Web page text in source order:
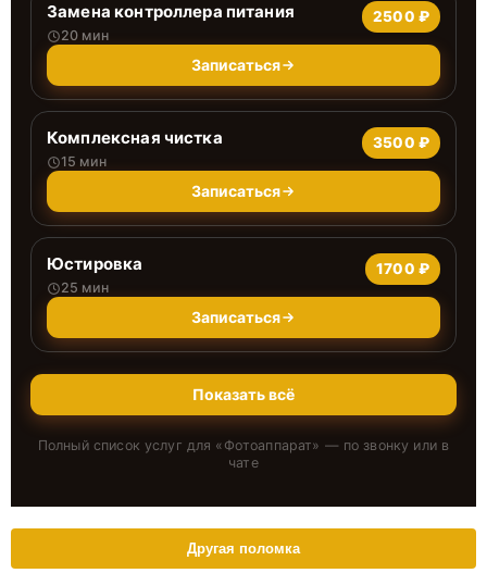
Замена контроллера питания
20 мин
2500 ₽
Записаться
Комплексная чистка
15 мин
3500 ₽
Записаться
Юстировка
25 мин
1700 ₽
Записаться
Показать всё
Полный список услуг для « Фотоаппарат» — по звонку или в
чате
Другая поломка